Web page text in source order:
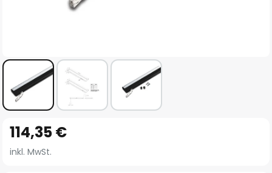
Anfang
der
114,35 €
inkl. MwSt.